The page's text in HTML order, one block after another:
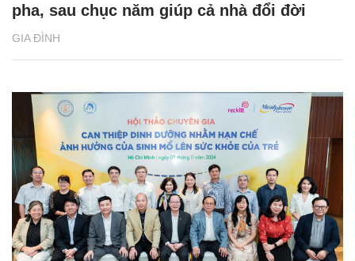
GIA ĐÌNH
pha, sau chục năm giúp cả nhà đổi đời